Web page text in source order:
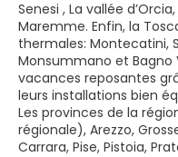
Senesi , La vallée
Maremme. Enfin, la
thermales: Montecatini,
Monsummano et Bagno
vacances reposantes
leurs installations bien
Les provinces de la
régionale), Arezzo,
Carrara, Pise, Pistoia,